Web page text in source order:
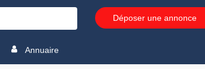
Déposer une annonce
Annuaire